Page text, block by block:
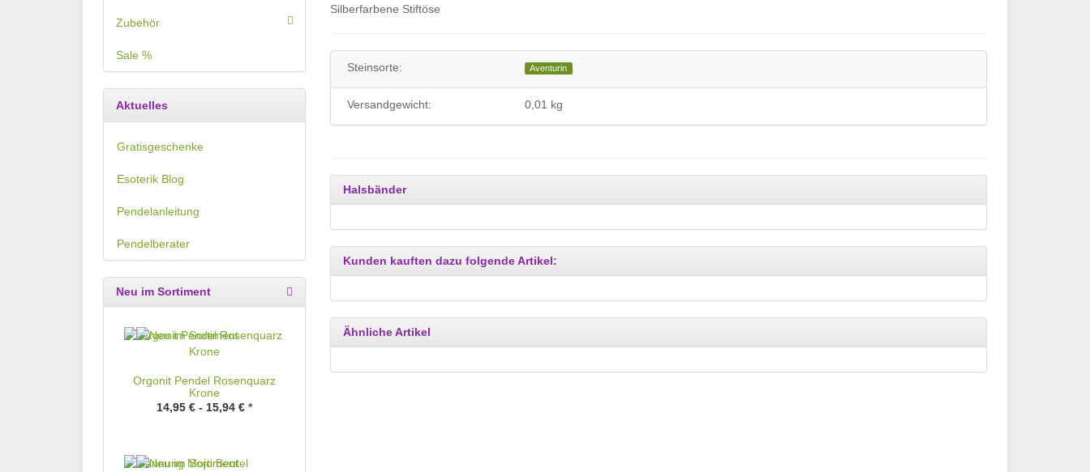
Silberfarbene Stiftöse
Steinsorte: Aventurin
Versandgewicht: 0,01 kg
Halsbänder
Kunden kauften dazu folgende Artikel:
Ähnliche Artikel
Zubehör
Sale %
Aktuelles
Gratisgeschenke
Esoterik Blog
Pendelanleitung
Pendelberater
Neu im Sortiment
Orgonit Pendel Rosenquarz
Krone
14,95 € - 15,94 € *